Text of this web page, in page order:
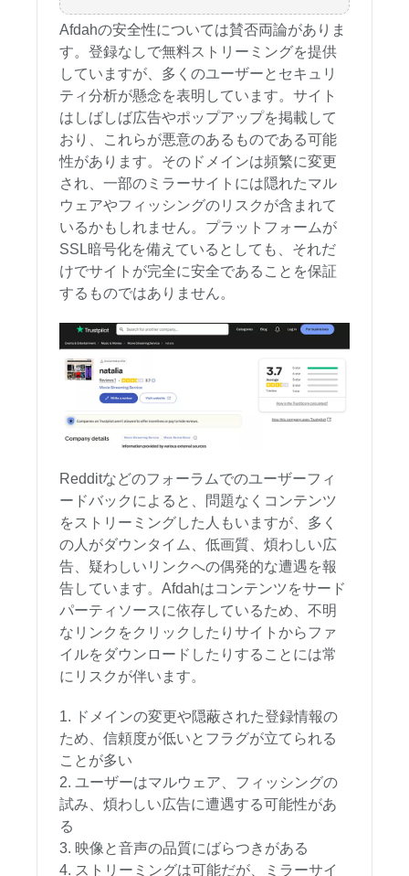
Afdahの安全性については賛否両論がありま
す。登録なしで無料ストリーミングを提供
していますが、多くのユーザーとセキュリ
ティ分析が懸念を表明しています。サイト
はしばしば広告やポップアップを掲載して
おり、これらが悪意のあるものである可能
性があります。そのドメインは頻繁に変更
され、一部のミラーサイトには隠れたマル
ウェアやフィッシングのリスクが含まれて
いるかもしれません。プラットフォームが
SSL暗号化を備えているとしても、それだ
けでサイトが完全に安全であることを保証
するものではありません。
Redditなどのフォーラムでのユーザーフィ
ードバックによると、問題なくコンテンツ
をストリーミングした人もいますが、多く
の人がダウンタイム、低画質、煩わしい広
告、疑わしいリンクへの偶発的な遭遇を報
告しています。Afdahはコンテンツをサード
パーティソースに依存しているため、不明
なリンクをクリックしたりサイトからファ
イルをダウンロードしたりすることには常
にリスクが伴います。
ドメインの変更や隠蔽された登録情報の
ため、信頼度が低いとフラグが立てられる
ことが多い
ユーザーはマルウェア、フィッシングの
試み、煩わしい広告に遭遇する可能性があ
る
映像と音声の品質にばらつきがある
ストリーミングは可能だが、ミラーサイ